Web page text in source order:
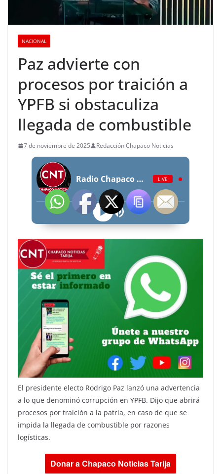
NACIONAL
Paz advierte con
procesos por traición a
YPFB si obstaculiza
llegada de combustible
7 de noviembre de 2025 Redacción Chapaco Noticias
Radio Chapaco Noticias Las 24 horas en vivo LIVE
El presidente electo Rodrigo Paz lanzó una advertencia
a lo que denominó corrupción en YPFB. Dijo que abrirá
procesos por traición a la patria, en caso de que se
impida la llegada de combustible por razones
logísticas.